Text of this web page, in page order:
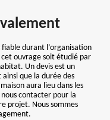
fiable durant l’organisation
ouvrage soit étudié par
Un devis est un
que la durée des
aura lieu dans les
contacter pour la
projet. Nous sommes